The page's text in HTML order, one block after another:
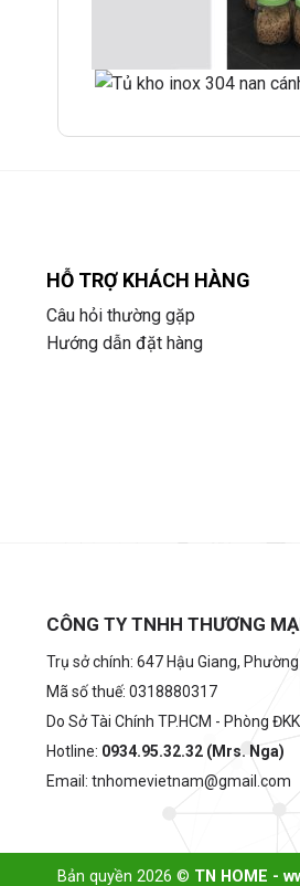
HỖ TRỢ KHÁCH HÀNG
Câu hỏi thường gặp
Hướng dẫn đặt hàng
CÔNG TY TNHH THƯƠNG
Trụ sở chính: 647 Hậu Giang,
Mã số thuế: 0318880317
Do Sở Tài Chính TP.HCM - Phòng
Hotline: 0934.95.32.32 (Mrs. Nga)
Email: tnhomevietnam@gmail.com
Bản quyền 2026 © TN HOME -